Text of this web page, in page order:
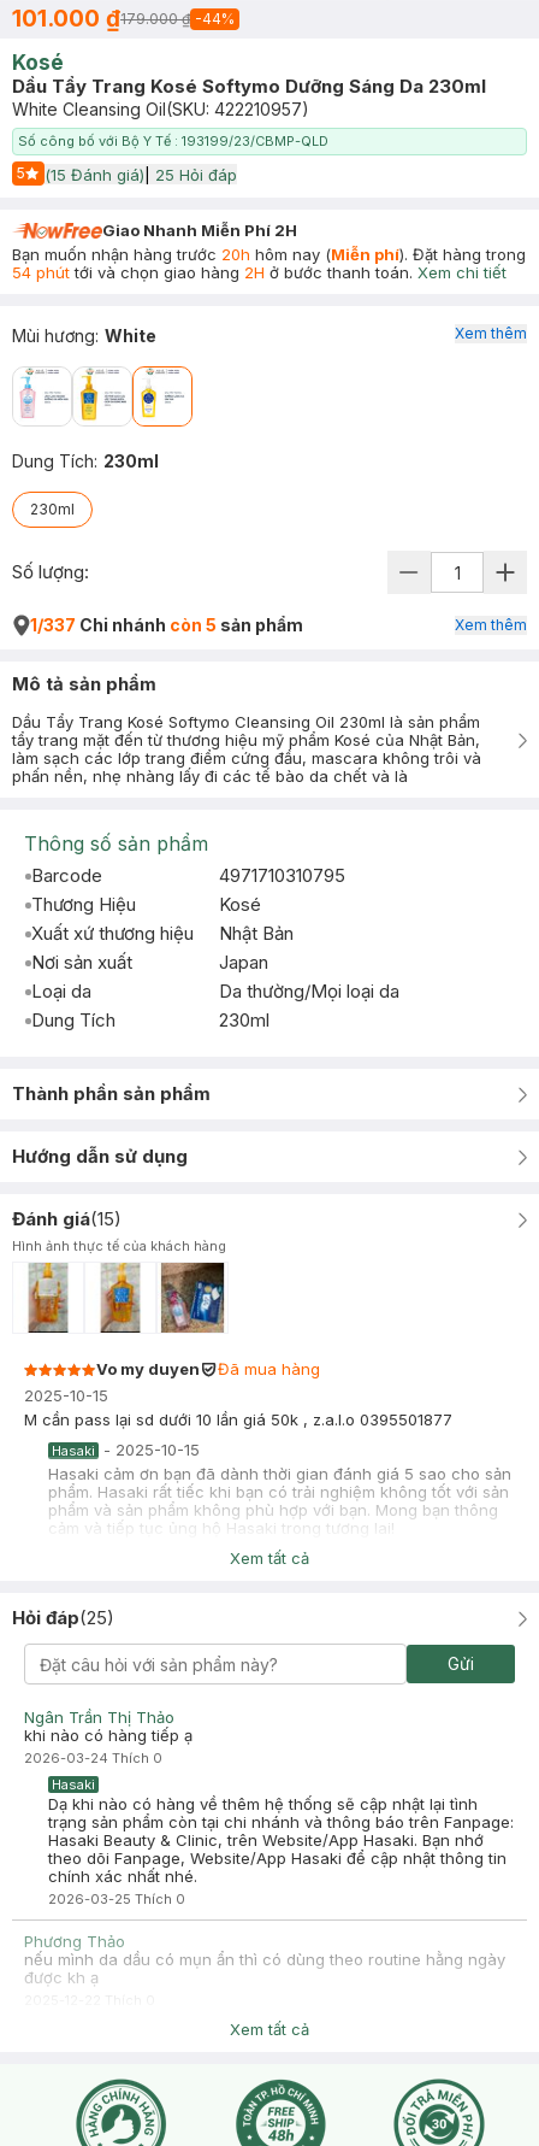
101.000 ₫179.000 ₫ -44%
Kosé
Dầu Tẩy Trang Kosé Softymo Dưỡng Sáng Da 230ml
White Cleansing Oil(SKU: 422210957)
Số công bố với Bộ Y Tế : 193199/23/CBMP-QLD
5
Start Icon
(15 Đánh giá) 25 Hỏi đáp
Giao Nhanh Miễn Phí 2H
Bạn muốn nhận hàng trước 20h hôm nay (Miễn phí). Đặt hàng trong
54 phúttới và chọn giao hàng 2H ở bước thanh toán. Xem chi tiết
Mùi hương: White
Dung Tích: 230ml
230ml
Xem thêm
Số lượng:
1/337 Chi nhánh còn 5 sản phẩm Xem thêm
Mô tả sản phẩm
Dầu Tẩy Trang Kosé Softymo Cleansing Oil 230ml là sản phẩm
tẩy trang mặt đến từ thương hiệu mỹ phẩm Kosé của Nhật Bản,
làm sạch các lớp trang điểm cứng đầu, mascara không trôi và
phấn nền, nhẹ nhàng lấy đi các tế bào da chết và là
Thông số sản phẩm
Barcode
4971710310795
Thương Hiệu
Kosé
Xuất xứ thương hiệu
Nhật Bản
Nơi sản xuất
Japan
Loại da
Da thường/Mọi loại da
Dung Tích
230ml
Thành phần sản phẩm
Hướng dẫn sử dụng
Đánh giá(15)
Hình ảnh thực tế của khách hàng
Vo my duyen
Đã mua hàng
2025-10-15
M cần pass lại sd dưới 10 lần giá 50k , z.a.l.o 0395501877
Hasaki - 2025-10-15
Hasaki cảm ơn bạn đã dành thời gian đánh giá 5 sao cho sản
phẩm. Hasaki rất tiếc khi bạn có trải nghiệm không tốt với sản
phẩm và sản phẩm không phù hợp với bạn. Mong bạn thông
cảm và tiếp tục ủng hộ Hasaki trong tương lai!
Đã mua hàng
ok
Xem tất cả
Hỏi đáp(25)
Gửi
Ngân Trần Thị Thảo
khi nào có hàng tiếp ạ
2026-03-24 Thích 0
Hasaki
Dạ khi nào có hàng về thêm hệ thống sẽ cập nhật lại tình
trạng sản phẩm còn tại chi nhánh và thông báo trên Fanpage:
Hasaki Beauty & Clinic, trên Website/App Hasaki. Bạn nhớ
theo dõi Fanpage, Website/App Hasaki để cập nhật thông tin
chính xác nhất nhé.
2026-03-25 Thích 0
Phương Thảo
nếu mình da dầu có mụn ẩn thì có dùng theo routine hằng ngày
được kh ạ
2025-12-22Thích
Xem tất cả